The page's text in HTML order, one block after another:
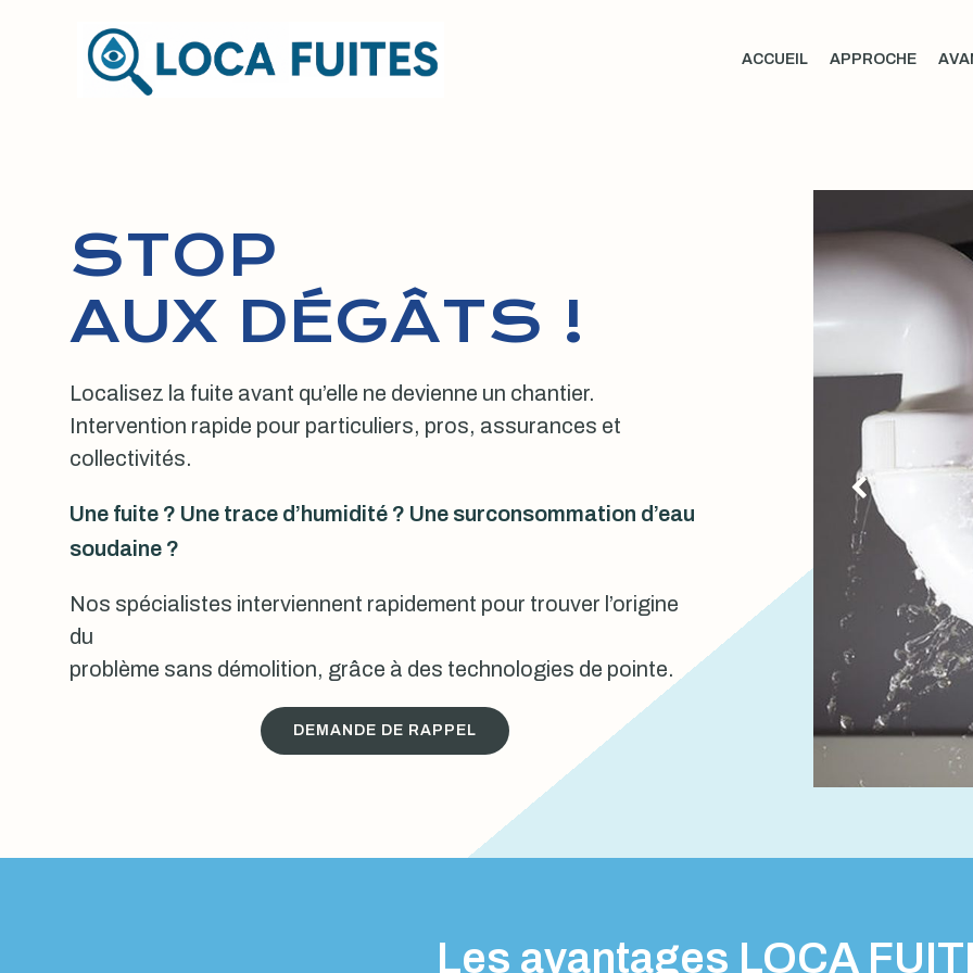
ACCUEIL APPROCHE
STOP
AUX DÉGÂTS !
Localisez la fuite avant qu’elle ne devienne un chantier.
Intervention rapide pour particuliers, pros, assurances et
collectivités.
Une fuite ? Une trace d’humidité ? Une surconsommation d’eau
soudaine ?
Nos spécialistes interviennent rapidement pour trouver l’origine
du
problème sans démolition, grâce à des technologies de pointe.
DEMANDE DE RAPPEL
Les avantages LOCA